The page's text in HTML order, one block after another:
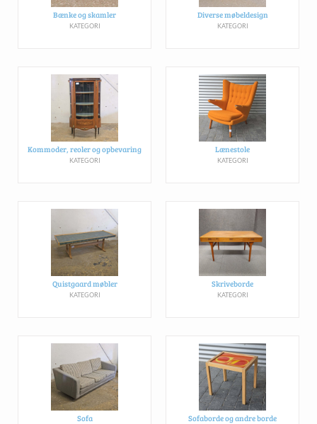
Bænke og skamler
KATEGORI
Diverse møbeldesign
KATEGORI
Kommoder, reoler og opbevaring
KATEGORI
Lænestole
KATEGORI
Quistgaard møbler
KATEGORI
Skriveborde
KATEGORI
Sofa Sofaborde og andre borde